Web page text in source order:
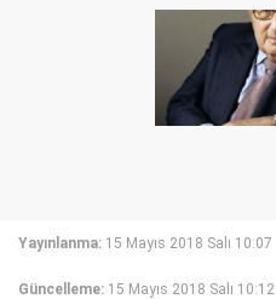
Yayınlanma: 15 Mayıs 2018 Salı 10:07
Güncelleme: 15 Mayıs 2018 Salı 10:12